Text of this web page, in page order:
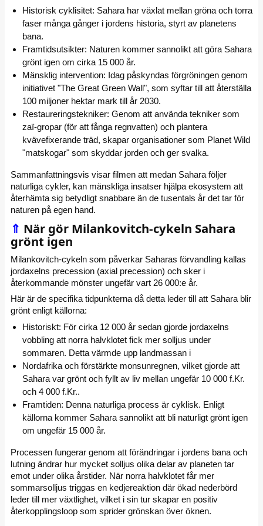
Historisk cyklisitet: Sahara har växlat mellan gröna och torra
faser många gånger i jordens historia, styrt av planetens
bana.
Framtidsutsikter: Naturen kommer sannolikt att göra Sahara
grönt igen om cirka 15 000 år.
Mänsklig intervention: Idag påskyndas förgröningen genom
initiativet "The Great Green Wall", som syftar till att återställa
100 miljoner hektar mark till år 2030.
Restaureringstekniker: Genom att använda tekniker som
zaï-gropar (för att fånga regnvatten) och plantera
kvävefixerande träd, skapar organisationer som Planet Wild
"matskogar" som skyddar jorden och ger svalka.
Sammanfattningsvis visar filmen att medan Sahara följer
naturliga cykler, kan mänskliga insatser hjälpa ekosystem att
återhämta sig betydligt snabbare än de tusentals år det tar för
naturen på egen hand.
⇑ När gör Milankovitch-cykeln Sahara
grönt igen
Milankovitch-cykeln som påverkar Saharas förvandling kallas
jordaxelns precession (axial precession) och sker i
återkommande mönster ungefär vart 26 000:e år.
Här är de specifika tidpunkterna då detta leder till att Sahara blir
grönt enligt källorna:
Historiskt: För cirka 12 000 år sedan gjorde jordaxelns
vobbling att norra halvklotet fick mer solljus under
sommaren. Detta värmde upp landmassan i
Nordafrika och förstärkte monsunregnen, vilket gjorde att
Sahara var grönt och fyllt av liv mellan ungefär 10 000 f.Kr.
och 4 000 f.Kr..
Framtiden: Denna naturliga process är cyklisk. Enligt
källorna kommer Sahara sannolikt att bli naturligt grönt igen
om ungefär 15 000 år.
Processen fungerar genom att förändringar i jordens bana och
lutning ändrar hur mycket solljus olika delar av planeten tar
emot under olika årstider. När norra halvklotet får mer
sommarsolljus triggas en kedjereaktion där ökad nederbörd
leder till mer växtlighet, vilket i sin tur skapar en positiv
återkopplingsloop som sprider grönskan över öknen.